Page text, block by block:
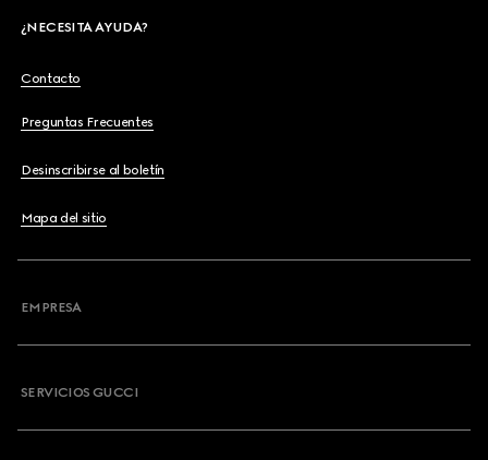
¿NECESITA AYUDA?
Contacto
Preguntas Frecuentes
Desinscribirse al boletín
Mapa del sitio
EMPRESA
SERVICIOS GUCCI